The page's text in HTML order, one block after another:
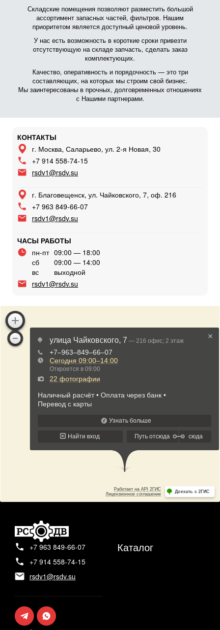
Складские помещения позволяют разместить большой
ассортимент запасных частей, фильтров. Нашим
приоритетом является доступный ценовой уровень.
У нас есть возможность в короткие сроки привезти
отсутствующую на складе запчасть, сделать заказ
комплектующих.
Качество, оперативность и порядочность — это три
составляющих, на которых мы строим свой бизнес.
Мы заинтересованы в прочных, долговременных отношениях
с Нашими партнерами.
КОНТАКТЫ
г. Москва, Саларьево, ул. 2-я Новая, 30
+7 914 558-74-15
rsdv1@rsdv.su
г. Благовещенск, ул. Чайковского, 7, оф. 216
+7 963 849-66-07
rsdv1@rsdv.su
ЧАСЫ РАБОТЫ
пн-пт 09:00 — 18:00
сб
09:00 — 14:00
вс
выходной
rsdv1@rsdv.su
+7 963 849-66-07
+7 914 558-74-15
rsdv1@rsdv.su
Каталог